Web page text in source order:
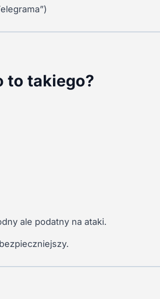
to takiego?
ale podatny na ataki.